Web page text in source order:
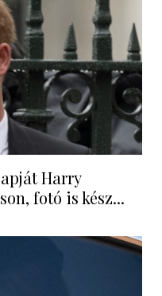
Harry
fotó is kész...